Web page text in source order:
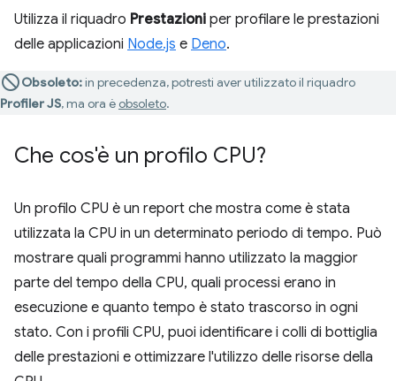
Utilizza il riquadro Prestazioni per profilare le prestazioni
delle applicazioni Node.js e Deno.
Obsoleto:in precedenza, potresti aver utilizzato il riquadro
Profiler JS, ma ora è obsoleto.
Che cos'è un profilo CPU?
Un profilo CPU è un report che mostra come è stata
utilizzata la CPU in un determinato periodo di tempo. Può
mostrare quali programmi hanno utilizzato la maggior
parte del tempo della CPU, quali processi erano in
esecuzione e quanto tempo è stato trascorso in ogni
stato. Con i profili CPU, puoi identificare i colli di bottiglia
delle prestazioni e ottimizzare l'utilizzo delle risorse della